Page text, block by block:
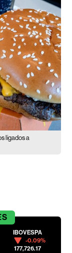
ligados a
IBOVESPA
-0.09%
177,726.17